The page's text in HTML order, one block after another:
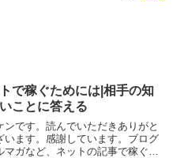
で稼ぐためには|相手の知
ことに答える
ンです。読んでいただきありがと
います。感謝しています。ブログ
マガなど、ネットの記事で稼ぐ場